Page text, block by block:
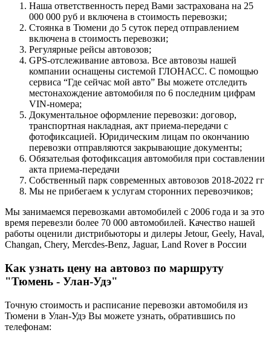
Наша ответственность перед Вами застрахована на 25
000 000 руб и включена в стоимость перевозки;
Стоянка в Тюмени до 5 суток перед отправлением
включена в стоимость перевозки;
Регулярные рейсы автовозов;
GPS-отслеживание автовоза. Все автовозы нашей
компании оснащены системой ГЛОНАСС. С помощью
сервиса “Где сейчас мой авто” Вы можете отследить
местонахождение автомобиля по 6 последним цифрам
VIN-номера;
Документальное оформление перевозки: договор,
транспортная накладная, акт приема-передачи с
фотофиксацией. Юридическим лицам по окончанию
перевозки отправляются закрывающие документы;
Обязательая фотофиксация автомобиля при составлении
акта приема-передачи
Собственный парк современных автовозов 2018-2022 гг
Мы не прибегаем к услугам сторонних перевозчиков;
Мы занимаемся перевозками автомобилей с 2006 года и за это
время перевезли более 70 000 автомобилей. Качество нашей
работы оценили дистрибьюторы и дилеры Jetour, Geely, Haval,
Changan, Chery, Mercdes-Benz, Jaguar, Land Rover в России
Как узнать цену на автовоз по маршруту
"Тюмень - Улан-Удэ"
Точную стоимость и расписание перевозки автомобиля из
Тюмени в Улан-Удэ Вы можете узнать, обратившись по
телефонам: